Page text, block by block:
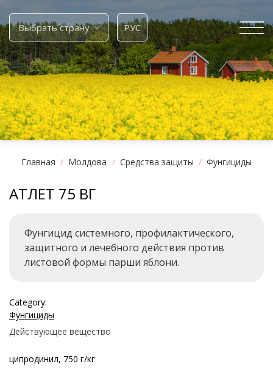
to
content
Выбрать страну РУС
Главная / Молдова / Средства защиты / Фунгициды
АТЛЕТ 75 ВГ
Фунгицид системного, профилактического,
защитного и лечебного действия против
листовой формы парши яблони.
Category:
Фунгициды
Действующее вещество
ципродинил, 750 г/кг